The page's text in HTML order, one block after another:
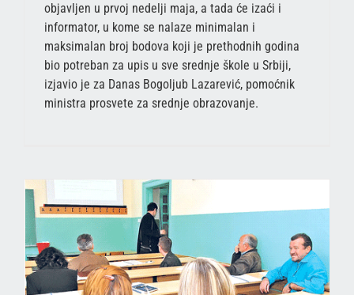
objavljen u prvoj nedelji maja, a tada će izaći i
informator, u kome se nalaze minimalan i
maksimalan broj bodova koji je prethodnih godina
bio potreban za upis u sve srednje škole u Srbiji,
izjavio je za Danas Bogoljub Lazarević, pomoćnik
ministra prosvete za srednje obrazovanje.